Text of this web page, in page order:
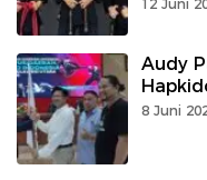
12 Juni
Audy
8 Juni